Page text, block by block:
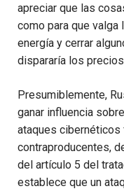
apreciar que las
como para que valga
energía y cerrar
dispararía los
Presumiblemente,
ganar influencia
ataques
contraproducentes,
del artículo 5 del
establece que un